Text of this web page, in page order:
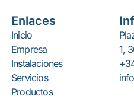
Enlaces
Inicio
Empresa
Instalaciones
Servicios
Productos
1,